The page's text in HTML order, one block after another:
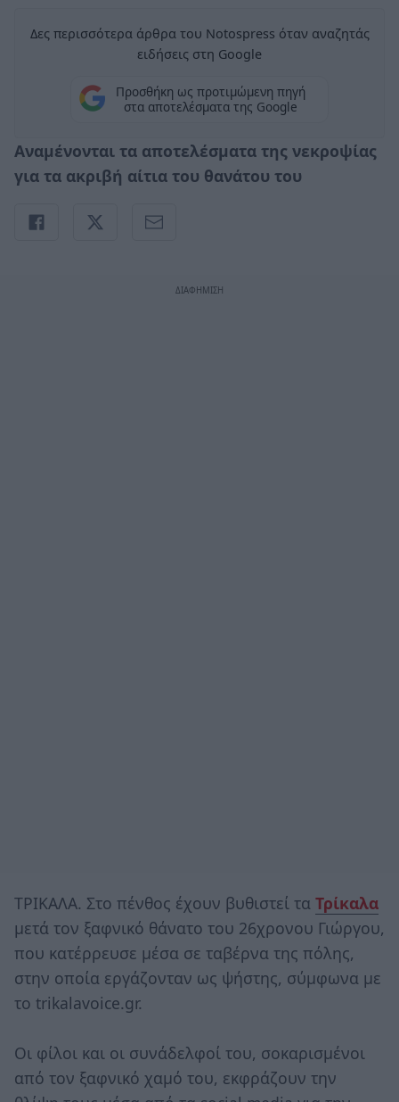
Δες περισσότερα άρθρα του Notospress όταν αναζητάς
ειδήσεις στη Google
Προσθήκη ως προτιμώμενη πηγή
στα αποτελέσματα της Google
Αναμένονται τα αποτελέσματα της νεκροψίας
για τα ακριβή αίτια του θανάτου του
ΤΡΙΚΑΛΑ. Στο πένθος έχουν βυθιστεί τα Τρίκαλα
μετά τον ξαφνικό θάνατο του 26χρονου Γιώργου,
που κατέρρευσε μέσα σε ταβέρνα της πόλης,
στην οποία εργάζονταν ως ψήστης, σύμφωνα με
το trikalavoice.gr.
Οι φίλοι και οι συνάδελφοί του, σοκαρισμένοι
από τον ξαφνικό χαμό του, εκφράζουν την